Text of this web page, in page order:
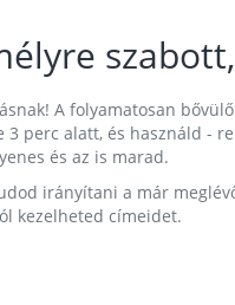
A folyamatosan
perc alatt, és használd -
és az is marad.
irányítani a már
kezelheted címeidet.